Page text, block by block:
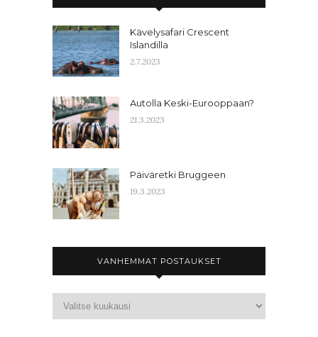
Kävelysafari Crescent
Islandilla
2.7.2023
Autolla Keski-Eurooppaan?
21.3.2023
Päiväretki Bruggeen
19.3.2023
VANHEMMAT POSTAUKSET